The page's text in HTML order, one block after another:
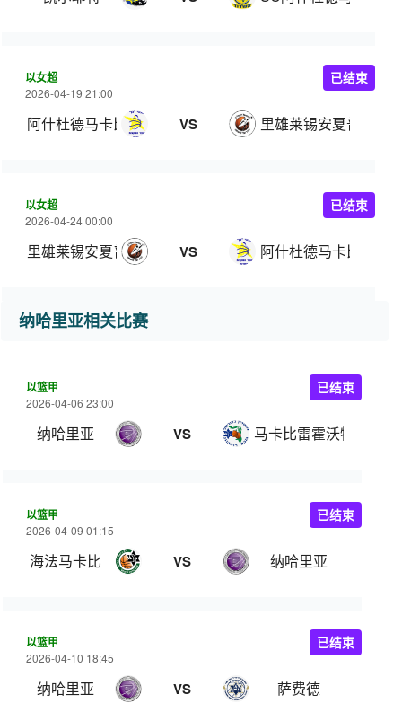
以女超
2026-04-19 21:00
阿什杜德马卡比女篮 VS 里雄莱锡安夏普尔女
已结束
以女超
2026-04-24 00:00
里雄莱锡安夏普尔女篮 VS 阿什杜德马卡比女篮
已结束
纳哈里亚相关比赛
以篮甲
2026-04-06 23:00
纳哈里亚 VS 马卡比雷霍沃特
已结束
以篮甲
2026-04-09 01:15
海法马卡比 VS 纳哈里亚
已结束
以篮甲
2026-04-10 18:45
纳哈里亚 VS 萨费德
已结束